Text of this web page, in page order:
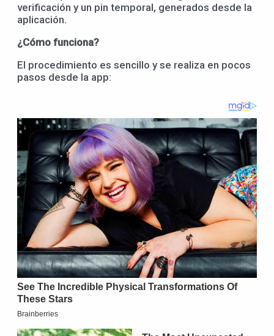
verificación y un pin temporal, generados desde la
aplicación.
¿Cómo funciona?
El procedimiento es sencillo y se realiza en pocos
pasos desde la app: